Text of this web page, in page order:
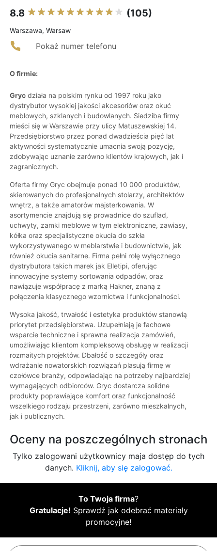
8.8 (105)
Warszawa, Warsaw
Pokaż numer telefonu
O firmie:
Gryc działa na polskim rynku od 1997 roku jako
dystrybutor wysokiej jakości akcesoriów oraz okuć
meblowych, szklanych i budowlanych. Siedziba firmy
mieści się w Warszawie przy ulicy Matuszewskiej 14.
Przedsiębiorstwo przez ponad dwadzieścia pięć lat
aktywności systematycznie umacnia swoją pozycję,
zdobywając uznanie zarówno klientów krajowych, jak i
zagranicznych.
Oferta firmy Gryc obejmuje ponad 10 000 produktów,
skierowanych do profesjonalnych stolarzy, architektów
wnętrz, a także amatorów majsterkowania. W
asortymencie znajdują się prowadnice do szuflad,
uchwyty, zamki meblowe w tym elektroniczne, zawiasy,
kółka oraz specjalistyczne okucia do szkła
wykorzystywanego w meblarstwie i budownictwie, jak
również okucia sanitarne. Firma pełni rolę wyłącznego
dystrybutora takich marek jak Elletipi, oferując
innowacyjne systemy sortowania odpadów, oraz
nawiązuje współpracę z marką Hakner, znaną z
połączenia klasycznego wzornictwa i funkcjonalności.
Wysoka jakość, trwałość i estetyka produktów stanowią
priorytet przedsiębiorstwa. Uzupełniają je fachowe
wsparcie techniczne i sprawna realizacja zamówień,
umożliwiając klientom kompleksową obsługę w realizacji
rozmaitych projektów. Dbałość o szczegóły oraz
wdrażanie nowatorskich rozwiązań plasują firmę w
czołówce branży, odpowiadając na potrzeby najbardziej
wymagających odbiorców. Gryc dostarcza solidne
produkty poprawiające komfort oraz funkcjonalność
wszelkiego rodzaju przestrzeni, zarówno mieszkalnych,
jak i publicznych.
Oceny na poszczególnych stronach
Tylko zalogowani użytkownicy maja dostęp do tych
danych. Kliknij, aby się zalogować.
To Twoja firma?
Gratulacje! Sprawdź jak odebrać materiały
promocyjne!